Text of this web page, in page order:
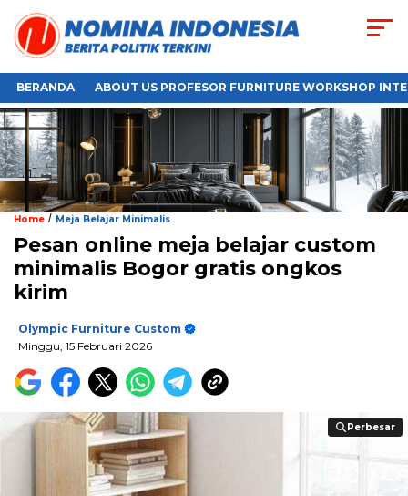
BERANDA ABOUT US PROFESOR FURNITURE WORKSHOP
Home / Meja Belajar Minimalis
Pesan online meja belajar custom
minimalis Bogor gratis ongkos
kirim
Olympic Furniture Custom
Minggu, 15 Februari 2026
Perbesar
Perbesar